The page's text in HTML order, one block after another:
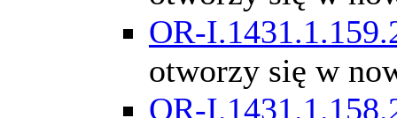
OR-
otworzy się w
OR-